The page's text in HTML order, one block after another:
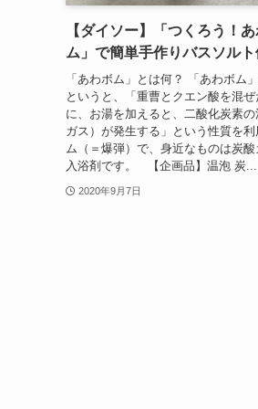
【ダイソー】「つくろう！
ム」で簡単手作りバスソル
「あわボム」とは何？ 「あわボム
というと、「重曹とクエン酸を混
に、お湯を加えると、二酸化炭素の
ガス）が発生する」という性質を利
ム（＝爆弾）で、身近なものは炭
入浴剤です。 【企画品】温泡 炭...
2020年9月7日